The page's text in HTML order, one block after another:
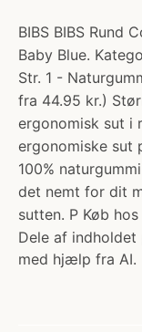
BIBS BIBS Rund
Baby Blue.
Str. 1 -
fra 44.95 kr.)
ergonomisk sut i
ergonomiske sut
100%
det nemt for dit
sutten. P Køb
Dele af
med hjælp fra AI.